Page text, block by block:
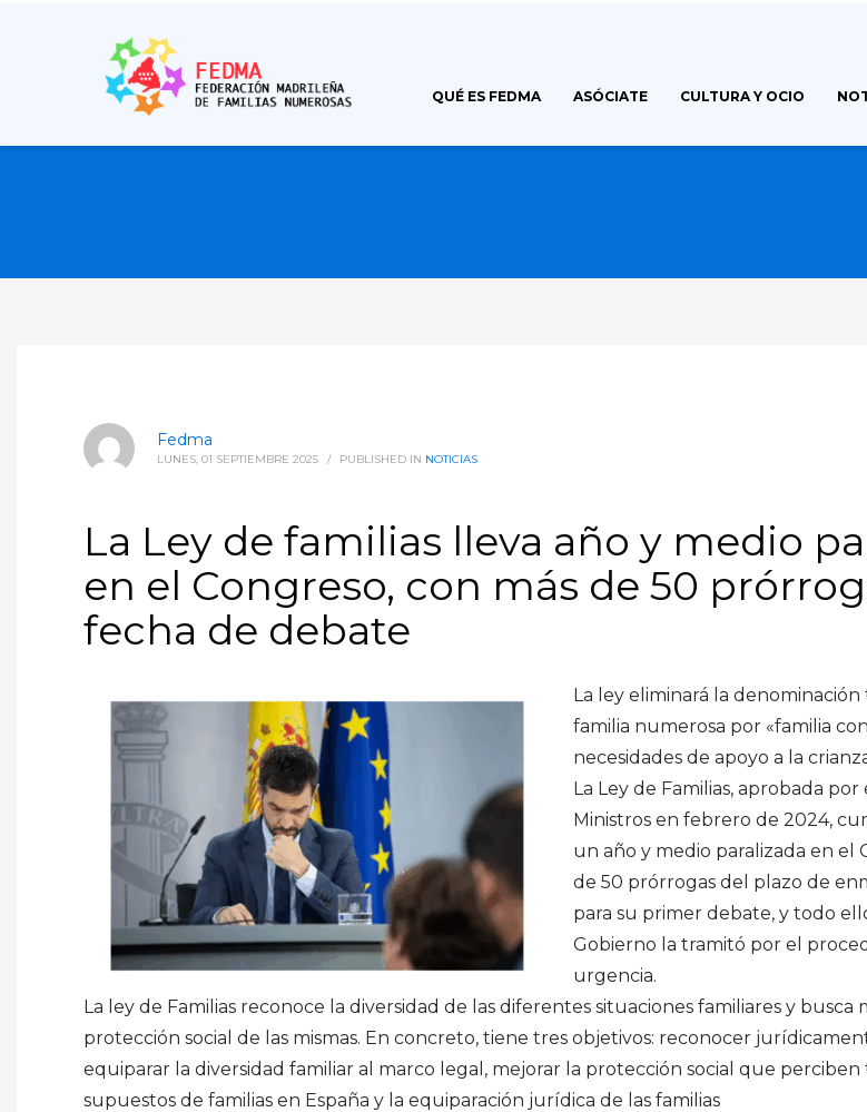
QUÉ ES FEDMA ASÓCIATE CULTURA Y OCIO
Fedma
LUNES, 01 SEPTIEMBRE 2025 / PUBLISHED IN NOTICIAS
La Ley de familias lleva año y medio
en el Congreso, con más de 50
fecha de debate
La ley eliminará la
familia numerosa por «familia
necesidades de apoyo a la
La Ley de Familias, aprobada por
Ministros en febrero de 2024,
un año y medio paralizada en el
de 50 prórrogas del plazo de
para su primer debate, y todo
Gobierno la tramitó por el
urgencia.
La ley de Familias reconoce la diversidad de las diferentes situaciones familiares y busca
protección social de las mismas. En concreto, tiene tres objetivos: reconocer
equiparar la diversidad familiar al marco legal, mejorar la protección social que perciben
supuestos de familias en España y la equiparación jurídica de las familias